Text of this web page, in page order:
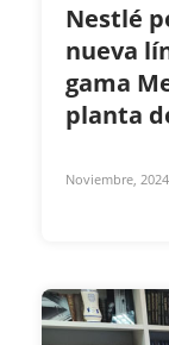
Nestlé
nueva
gama
planta
Noviembre, 2024